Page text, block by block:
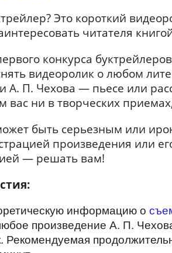
Это короткий
читателя
конкурса
видеоролик о любом
А. П. Чехова — пьесе или
вас ни в творческих
быть серьезным или
произведения или
— решать вам!
информацию о
произведение А. П.
Рекомендуемая